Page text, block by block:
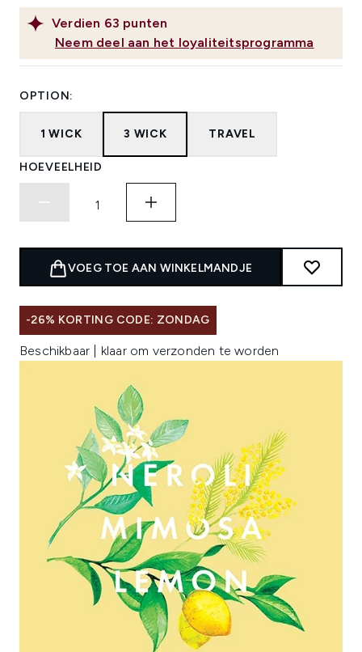
Verdien 63 punten
Neem deel aan het loyaliteitsprogramma
OPTION:
1 WICK 3 WICK TRAVEL
HOEVEELHEID
VOEG TOE AAN WINKELMANDJE
-26% KORTING CODE: ZONDAG
Beschikbaar | klaar om verzonden te worden